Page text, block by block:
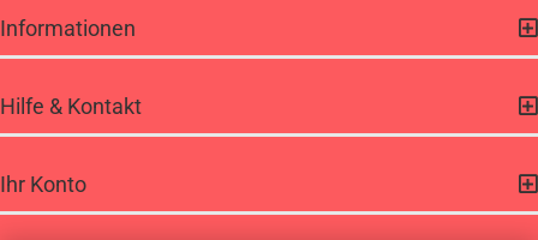
Informationen
Hilfe & Kontakt
Ihr Konto